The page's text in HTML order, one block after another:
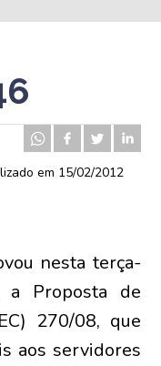
em 15/02/2012
nesta terça-
a Proposta de
270/08, que
aos servidores